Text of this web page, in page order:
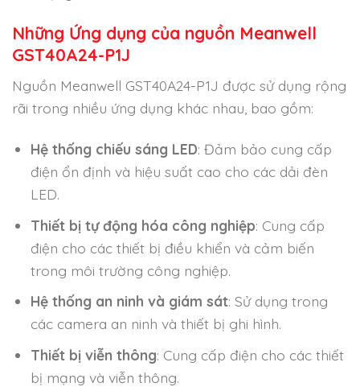
Những Ứng dụng của nguồn Meanwell
GST40A24-P1J
Nguồn Meanwell GST40A24-P1J được sử dụng rộng
rãi trong nhiều ứng dụng khác nhau, bao gồm:
Hệ thống chiếu sáng LED: Đảm bảo cung cấp
điện ổn định và hiệu suất cao cho các dải đèn
LED.
Thiết bị tự động hóa công nghiệp: Cung cấp
điện cho các thiết bị điều khiển và cảm biến
trong môi trường công nghiệp.
Hệ thống an ninh và giám sát: Sử dụng trong
các camera an ninh và thiết bị ghi hình.
Thiết bị viễn thông: Cung cấp điện cho các thiết
bị mạng và viễn thông.